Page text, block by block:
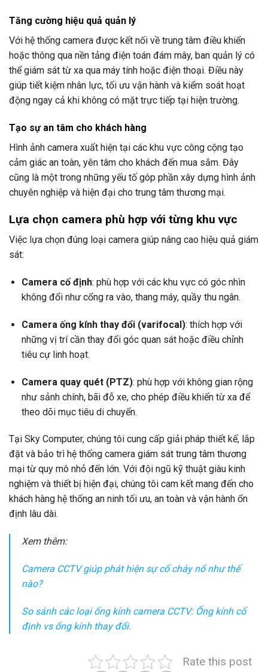
Tăng cường hiệu quả quản lý
Với hệ thống camera được kết nối về trung tâm điều khiển
hoặc thông qua nền tảng điện toán đám mây, ban quản lý có
thể giám sát từ xa qua máy tính hoặc điện thoại. Điều này
giúp tiết kiệm nhân lực, tối ưu vận hành và kiểm soát hoạt
động ngay cả khi không có mặt trực tiếp tại hiện trường.
Tạo sự an tâm cho khách hàng
Hình ảnh camera xuất hiện tại các khu vực công cộng tạo
cảm giác an toàn, yên tâm cho khách đến mua sắm. Đây
cũng là một trong những yếu tố góp phần xây dựng hình ảnh
chuyên nghiệp và hiện đại cho trung tâm thương mại.
Lựa chọn camera phù hợp với từng khu vực
Việc lựa chọn đúng loại camera giúp nâng cao hiệu quả giám
sát:
Camera cố định: phù hợp với các khu vực có góc nhìn
không đổi như cổng ra vào, thang máy, quầy thu ngân.
Camera ống kính thay đổi (varifocal): thích hợp với
những vị trí cần thay đổi góc quan sát hoặc điều chỉnh
tiêu cự linh hoạt.
Camera quay quét (PTZ): phù hợp với không gian rộng
như sảnh chính, bãi đỗ xe, cho phép điều khiển từ xa để
theo dõi mục tiêu di chuyển.
Tại Sky Computer, chúng tôi cung cấp giải pháp thiết kế, lắp
đặt và bảo trì hệ thống camera giám sát trung tâm thương
mại từ quy mô nhỏ đến lớn. Với đội ngũ kỹ thuật giàu kinh
nghiệm và thiết bị hiện đại, chúng tôi cam kết mang đến cho
khách hàng hệ thống an ninh tối ưu, an toàn và vận hành ổn
định lâu dài.
Xem thêm:
Camera CCTV giúp phát hiện sự cố cháy nổ như thế
nào?
So sánh các loại ống kính camera CCTV: Ống kính cố
định vs ống kính thay đổi.
Rate this post